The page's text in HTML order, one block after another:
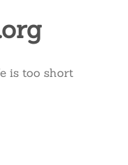
is too short